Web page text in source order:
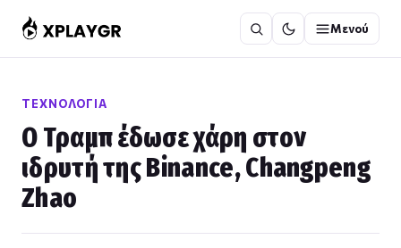
στο
περιεχόμενο
Μενού
ΤΕΧΝΟΛΟΓΊΑ
Ο Τραμπ έδωσε χάρη στον
ιδρυτή της Binance, Changpeng
Zhao